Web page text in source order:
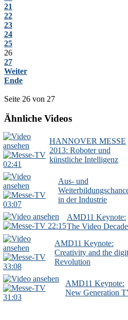
21
22
23
24
25
26
27
Weiter
Ende
Seite 26 von 27
Ähnliche Videos
02:41
HANNOVER MESSE
2013: Roboter und
künstliche Intelligenz
03:07
Aus- und
in der Industrie
22:15
AMD11 Keynote:
The Video Decade
33:08
AMD11 Keynote:
Creativity and the
Revolution
31:03
AMD11 Keynote:
New Generation